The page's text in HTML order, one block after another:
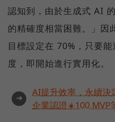
認知到，由於生成式 AI
的精確度相當困難。」因
目標設定在 70%，只要
度，即開始進行實用化。
➜
AI提升效率，永續決
企業認證☀️100 MVP